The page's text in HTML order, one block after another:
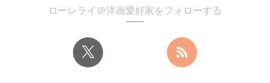
ローレライ＠洋画愛好家をフォローする